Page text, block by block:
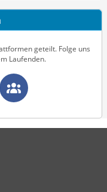
geteilt. Folge uns
Laufenden.